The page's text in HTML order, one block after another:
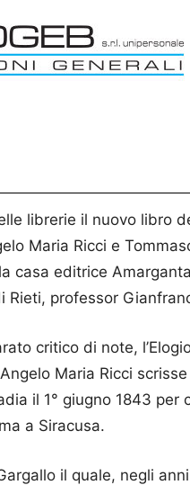
librerie il nuovo libro
Maria Ricci e
casa editrice
Rieti, professor
critico di note,
Maria Ricci
il 1° giugno 1843 per
a Siracusa.
il quale, negli